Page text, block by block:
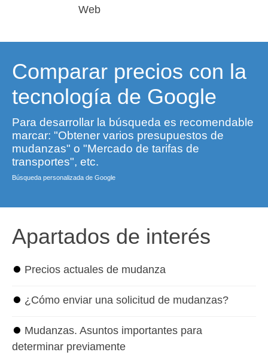
Web
Comparar precios con la
tecnología de Google
Para desarrollar la búsqueda es recomendable
marcar: "Obtener varios presupuestos de
mudanzas" o "Mercado de tarifas de
transportes", etc.
Búsqueda personalizada de Google
Apartados de interés
⏺ Precios actuales de mudanza
⏺ ¿Cómo enviar una solicitud de mudanzas?
⏺ Mudanzas. Asuntos importantes para
determinar previamente